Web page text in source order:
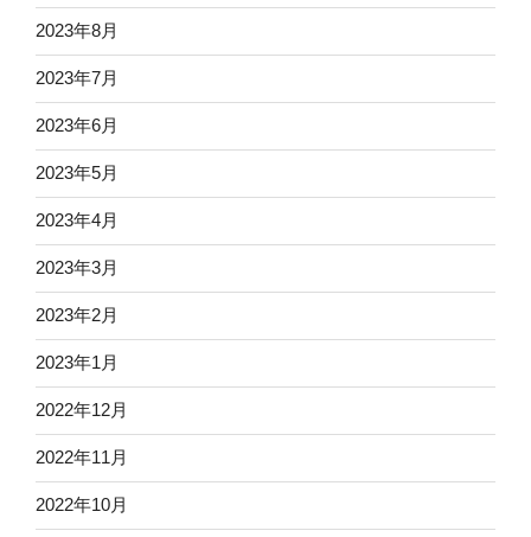
2023年8月
2023年7月
2023年6月
2023年5月
2023年4月
2023年3月
2023年2月
2023年1月
2022年12月
2022年11月
2022年10月